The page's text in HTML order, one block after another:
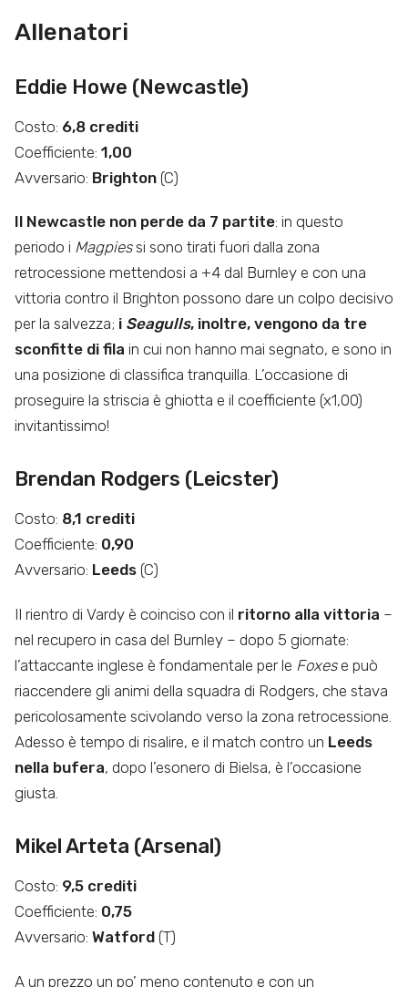
Allenatori
Eddie Howe (Newcastle)
Costo: 6,8 crediti
Coefficiente: 1,00
Avversario: Brighton (C)
Il Newcastle non perde da 7 partite: in questo
periodo i Magpiessi sono tirati fuori dalla zona
retrocessione mettendosi a +4 dal Burnley e con una
vittoria contro il Brighton possono dare un colpo decisivo
per la salvezza; i Seagulls, inoltre, vengono da tre
sconfitte di fila in cui non hanno mai segnato, e sono in
una posizione di classifica tranquilla. L’occasione di
proseguire la striscia è ghiotta e il coefficiente (x1,00)
invitantissimo!
Brendan Rodgers (Leicster)
Costo: 8,1 crediti
Coefficiente: 0,90
Avversario: Leeds (C)
Il rientro di Vardy è coinciso con il ritorno alla vittoria –
nel recupero in casa del Burnley – dopo 5 giornate:
l’attaccante inglese è fondamentale per le Foxese può
riaccendere gli animi della squadra di Rodgers, che stava
pericolosamente scivolando verso la zona retrocessione.
Adesso è tempo di risalire, e il match contro un Leeds
nella bufera, dopo l’esonero di Bielsa, è l’occasione
giusta.
Mikel Arteta (Arsenal)
Costo: 9,5 crediti
Coefficiente: 0,75
Avversario: Watford (T)
A un prezzo un po’ meno contenuto e con un